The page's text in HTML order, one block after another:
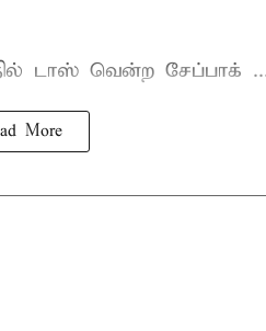
டாஸ் வென்ற சேப்பாக்
More